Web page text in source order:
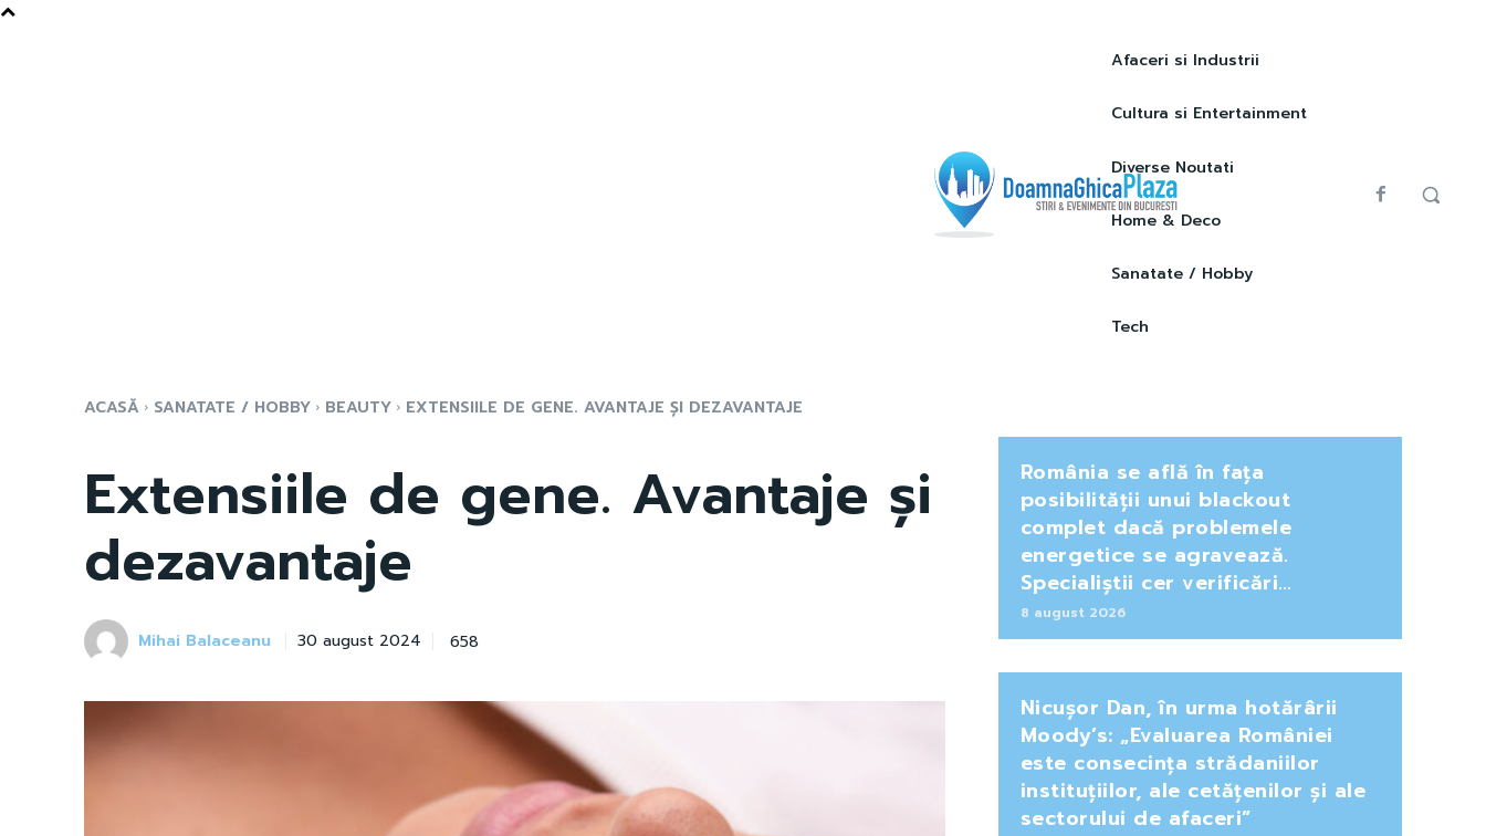
Afaceri si Industrii
Cultura si Entertainment
Diverse Noutati
Home & Deco
Sanatate / Hobby
Tech
ACASĂ SANATATE / HOBBY BEAUTY EXTENSIILE DE GENE. AVANTAJE ȘI DEZAVANTAJE
Extensiile de gene. Avantaje și
dezavantaje
Mihai Balaceanu 30 august 2024 658
România se află în fața
posibilității unui blackout
complet dacă problemele
energetice se agravează.
Specialiștii cer verificări…
8 august 2026
Nicușor Dan, în urma hotărârii
Moody’s: „Evaluarea României
este consecința strădaniilor
instituțiilor, ale cetățenilor și ale
sectorului de afaceri”